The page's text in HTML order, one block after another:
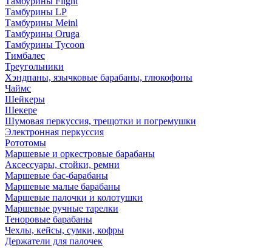
Тамбурины LP
Тамбурины Meinl
Тамбурины Oruga
Тамбурины Tycoon
Тимбалес
Треугольники
Хэндпаны, язычковые барабаны, глюкофоны
Чаймс
Шейкеры
Шекере
Шумовая перкуссия, трещотки и погремушки
Электронная перкуссия
Рототомы
Маршевые и оркестровые барабаны
Аксессуары, стойки, ремни
Маршевые бас-барабаны
Маршевые малые барабаны
Маршевые палочки и колотушки
Маршевые ручные тарелки
Теноровые барабаны
Чехлы, кейсы, сумки, кофры
Держатели для палочек